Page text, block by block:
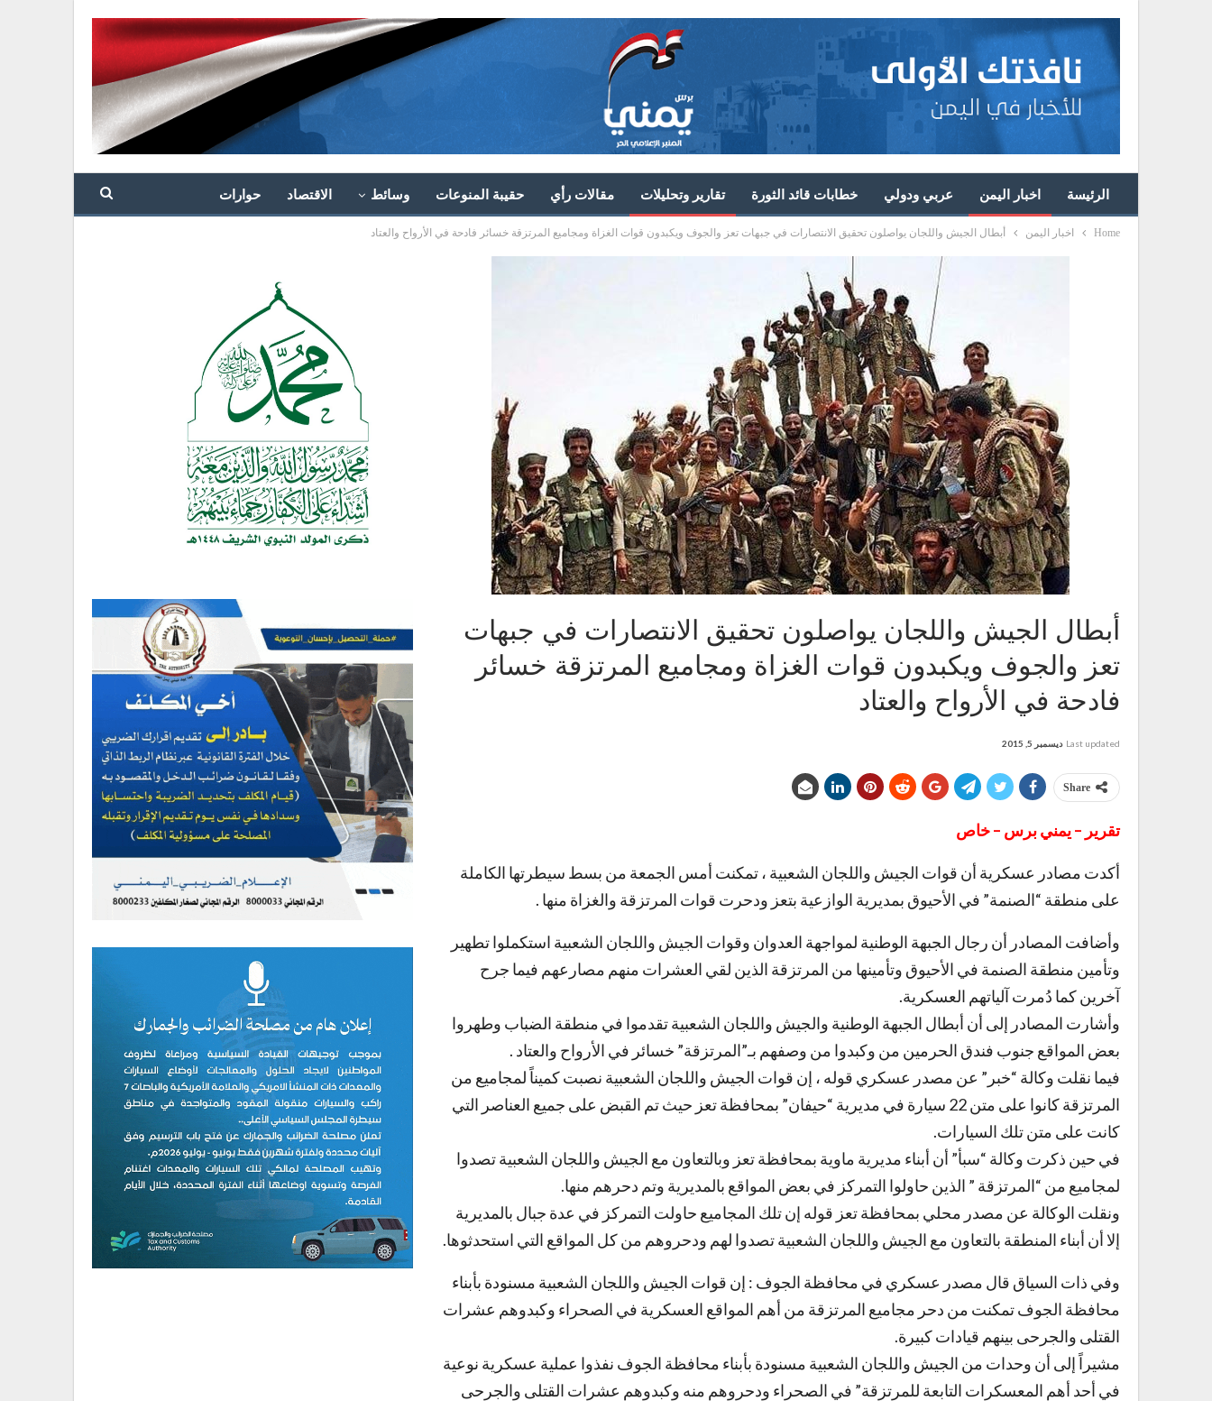
الرئيسة اخبار اليمن عربي ودولي خطابات قائد الثورة تقارير وتحليلات مقالات رأي حقيبة المنوعات وسائط الاقتصاد حوارات
Home اخبار اليمن أبطال الجيش واللجان يواصلون تحقيق الانتصارات في جبهات تعز والجوف ويكبدون قوات الغزاة ومجاميع المرتزقة خسائر فادحة في الأرواح والعتاد
أبطال الجيش واللجان يواصلون تحقيق الانتصارات في جبهات
تعز والجوف ويكبدون قوات الغزاة ومجاميع المرتزقة خسائر
فادحة في الأرواح والعتاد
Last updated ديسمبر 5, 2015
Share
تقرير – يمني برس – خاص
أكدت مصادر عسكرية أن قوات الجيش واللجان الشعبية ، تمكنت أمس الجمعة من بسط سيطرتها الكاملة
على منطقة “الصنمة” في الأحيوق بمديرية الوازعية بتعز ودحرت قوات المرتزقة والغزاة منها .
وأضافت المصادر أن رجال الجبهة الوطنية لمواجهة العدوان وقوات الجيش واللجان الشعبية استكملوا تطهير
وتأمين منطقة الصنمة في الأحيوق وتأمينها من المرتزقة الذين لقي العشرات منهم مصارعهم فيما جرح
آخرين كما دُمرت آلياتهم العسكرية.
وأشارت المصادر إلى أن أبطال الجبهة الوطنية والجيش واللجان الشعبية تقدموا في منطقة الضباب وطهروا
بعض المواقع جنوب فندق الحرمين من وكبدوا من وصفهم بـ”المرتزقة” خسائر في الأرواح والعتاد .
فيما نقلت وكالة “خبر” عن مصدر عسكري قوله ، إن قوات الجيش واللجان الشعبية نصبت كميناً لمجاميع من
المرتزقة كانوا على متن 22 سيارة في مديرية “حيفان” بمحافظة تعز حيث تم القبض على جميع العناصر التي
كانت على متن تلك السيارات.
في حين ذكرت وكالة “سبأ” أن أبناء مديرية ماوية بمحافظة تعز وبالتعاون مع الجيش واللجان الشعبية تصدوا
لمجاميع من “المرتزقة ” الذين حاولوا التمركز في بعض المواقع بالمديرية وتم دحرهم منها.
ونقلت الوكالة عن مصدر محلي بمحافظة تعز قوله إن تلك المجاميع حاولت التمركز في عدة جبال بالمديرية
إلا أن أبناء المنطقة بالتعاون مع الجيش واللجان الشعبية تصدوا لهم ودحروهم من كل المواقع التي استحدثوها.
وفي ذات السياق قال مصدر عسكري في محافظة الجوف : إن قوات الجيش واللجان الشعبية مسنودة بأبناء
محافظة الجوف تمكنت من دحر مجاميع المرتزقة من أهم المواقع العسكرية في الصحراء وكبدوهم عشرات
القتلى والجرحى بينهم قيادات كبيرة.
مشيراً إلى أن وحدات من الجيش واللجان الشعبية مسنودة بأبناء محافظة الجوف نفذوا عملية عسكرية نوعية
في أحد أهم المعسكرات التابعة للمرتزقة” في الصحراء ودحروهم منه وكبدوهم عشرات القتلى والجرحى